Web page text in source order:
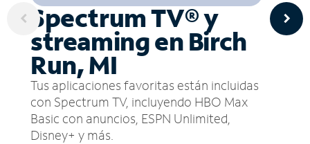
Spectrum TV® y
streaming en Birch
Run, MI
Tus aplicaciones favoritas están incluidas
con Spectrum TV, incluyendo HBO Max
Basic con anuncios, ESPN Unlimited,
Disney+ y más.